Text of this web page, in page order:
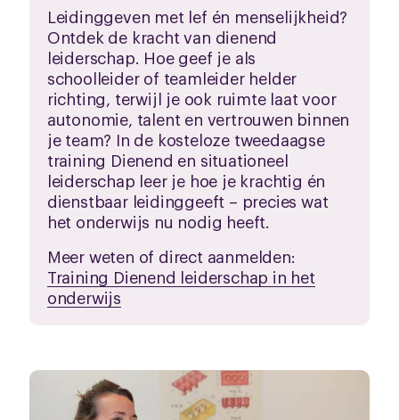
Leidinggeven met lef én menselijkheid?
Ontdek de kracht van dienend
leiderschap. Hoe geef je als
schoolleider of teamleider helder
richting, terwijl je ook ruimte laat voor
autonomie, talent en vertrouwen binnen
je team? In de kosteloze tweedaagse
training Dienend en situationeel
leiderschap leer je hoe je krachtig én
dienstbaar leidinggeeft – precies wat
het onderwijs nu nodig heeft.
Meer weten of direct aanmelden:
Training Dienend leiderschap in het
onderwijs